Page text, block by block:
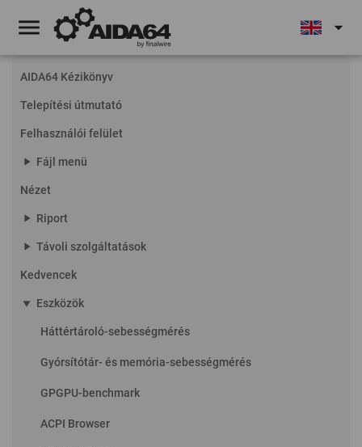
menu arrow_drop_down
AIDA64 Kézikönyv
Telepítési útmutató
Felhasználói felület
play_arrow Fájl menü
Nézet
play_arrow Riport
play_arrow Távoli szolgáltatások
Kedvencek
play_arrow Eszközök
Háttértároló-sebességmérés
Gyórsítótár- és memória-sebességmérés
GPGPU-benchmark
ACPI Browser